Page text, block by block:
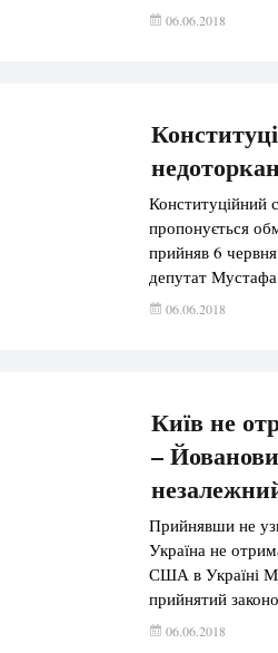
Романюков),
06.06.2018
Конституційний
пропонується
прийняв 6
депутат Мустафа
№6773, яким
06.06.2018
Київ не
–
Прийнявши не
Україна не
США в Україні
прийнятий
боротися з
06.06.2018